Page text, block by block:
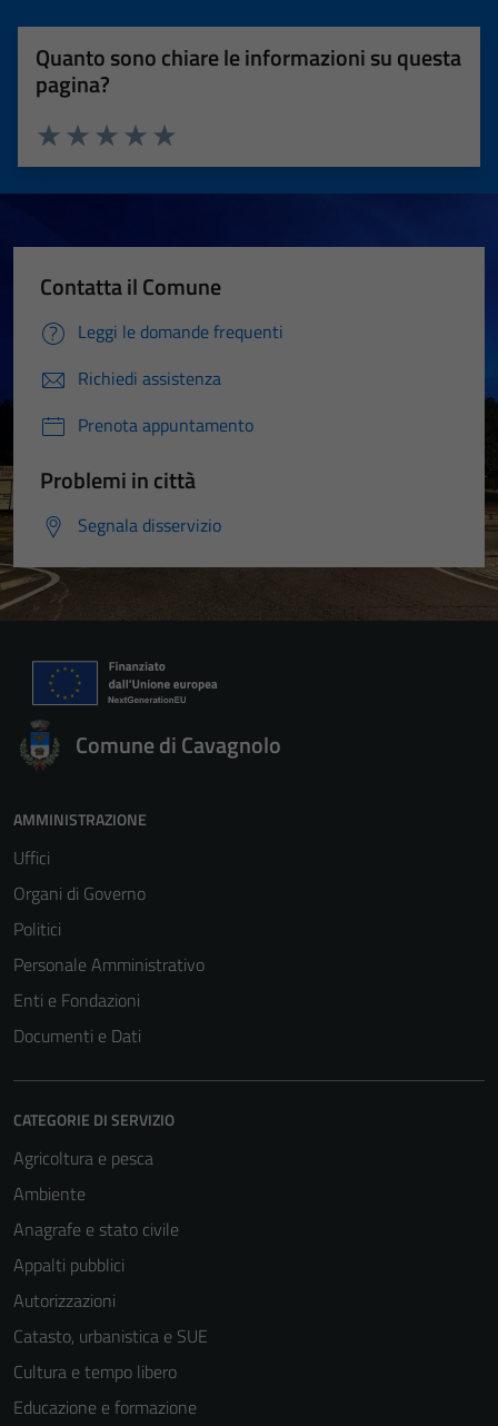
Quanto sono chiare le informazioni su questa
pagina?
Valuta 5 stelle su 5
Valuta 4 stelle su 5
Valuta 3 stelle su 5
Valuta 2 stelle su 5
Valuta 1 stelle su 5
Contatta il Comune
Leggi le domande frequenti
Richiedi assistenza
Prenota appuntamento
Problemi in città
Segnala disservizio
Comune di Cavagnolo
AMMINISTRAZIONE
Uffici
Organi di Governo
Politici
Personale Amministrativo
Enti e Fondazioni
Documenti e Dati
CATEGORIE DI SERVIZIO
Agricoltura e pesca
Ambiente
Anagrafe e stato civile
Appalti pubblici
Autorizzazioni
Catasto, urbanistica e SUE
Cultura e tempo libero
Educazione e formazione